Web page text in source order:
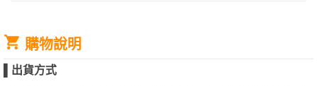
購物說明
出貨方式